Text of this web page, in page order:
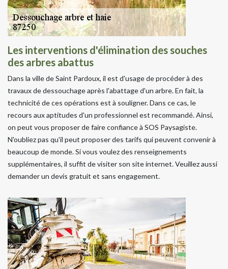
Les interventions d'élimination des souches
des arbres abattus
Dans la ville de Saint Pardoux, il est d'usage de procéder à des
travaux de dessouchage après l'abattage d'un arbre. En fait, la
technicité de ces opérations est à souligner. Dans ce cas, le
recours aux aptitudes d'un professionnel est recommandé. Ainsi,
on peut vous proposer de faire confiance à SOS Paysagiste.
N'oubliez pas qu'il peut proposer des tarifs qui peuvent convenir à
beaucoup de monde. Si vous voulez des renseignements
supplémentaires, il suffit de visiter son site internet. Veuillez aussi
demander un devis gratuit et sans engagement.